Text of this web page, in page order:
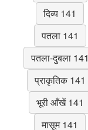
दिव्य 141
पतला 141
पतला-दुबला 141
प्राकृतिक 141
भूरी आँखें 141
मासूम 141